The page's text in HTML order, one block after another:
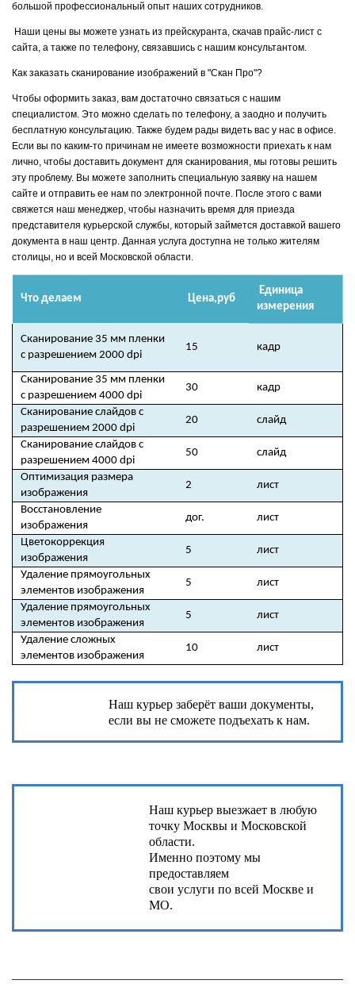
большой профессиональный опыт наших сотрудников.
Наши цены вы можете узнать из прейскуранта, скачав прайс-лист с
сайта, а также по телефону, связавшись с нашим консультантом.
Как заказать сканирование изображений в "Скан Про"?
Чтобы оформить заказ, вам достаточно связаться с нашим
специалистом. Это можно сделать по телефону, а заодно и получить
бесплатную консультацию. Также будем рады видеть вас у нас в офисе.
Если вы по каким-то причинам не имеете возможности приехать к нам
лично, чтобы доставить документ для сканирования, мы готовы решить
эту проблему. Вы можете заполнить специальную заявку на нашем
сайте и отправить ее нам по электронной почте. После этого с вами
свяжется наш менеджер, чтобы назначить время для приезда
представителя курьерской службы, который займется доставкой вашего
документа в наш центр. Данная услуга доступна не только жителям
столицы, но и всей Московской области.
Что делаем Цена,руб
Единица
измерения
Сканирование 35 мм пленки
с разрешением 2000 dpi
15 кадр
Сканирование 35 мм пленки
с разрешением 4000 dpi
30 кадр
Сканирование слайдов с
разрешением 2000 dpi
20 слайд
Сканирование слайдов с
разрешением 4000 dpi
50 слайд
Оптимизация размера
изображения
2 лист
Восстановление
изображения
дог. лист
Цветокоррекция
изображения
5 лист
Удаление прямоугольных
элементов изображения
5 лист
Удаление прямоугольных
элементов изображения
5 лист
Удаление сложных
элементов изображения
10 лист
Наш курьер заберёт ваши документы,
если вы не сможете подъехать к нам.
Наш курьер выезжает в любую
точку Москвы и Московской
области.
Именно поэтому мы
предоставляем
свои услуги по всей Москве и
МО.